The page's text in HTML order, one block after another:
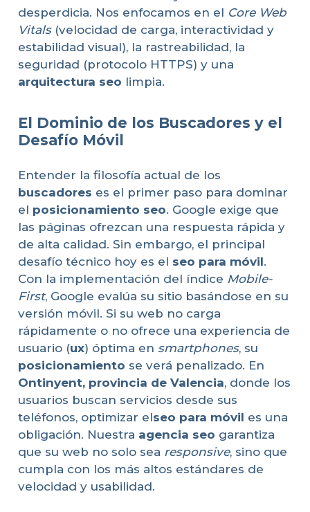
desperdicia. Nos enfocamos en el Core Web
Vitals(velocidad de carga, interactividad y
estabilidad visual), la rastreabilidad, la
seguridad (protocolo HTTPS) y una
arquitectura seo limpia.
El Dominio de los Buscadores y el
Desafío Móvil
Entender la filosofía actual de los
buscadores es el primer paso para dominar
el posicionamiento seo. Google exige que
las páginas ofrezcan una respuesta rápida y
de alta calidad. Sin embargo, el principal
desafío técnico hoy es el seo para móvil.
Con la implementación del índice Mobile-
First, Google evalúa su sitio basándose en su
versión móvil. Si su web no carga
rápidamente o no ofrece una experiencia de
usuario (ux) óptima en smartphones, su
posicionamiento se verá penalizado. En
Ontinyent, provincia de Valencia, donde los
usuarios buscan servicios desde sus
teléfonos, optimizar elseo para móvil es una
obligación. Nuestra agencia seo garantiza
que su web no solo sea responsive, sino que
cumpla con los más altos estándares de
velocidad y usabilidad.